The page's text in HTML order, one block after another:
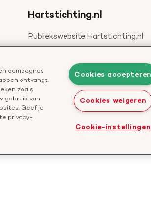
Hartstichting.nl
Publiekswebsite Hartstichting.nl
Jaarverslag
campagnes
ontvangt.
zoals
gebruik van
Geef je
privacy-
Cookies accepteren
Cookies weigeren
Cookie-instellingen